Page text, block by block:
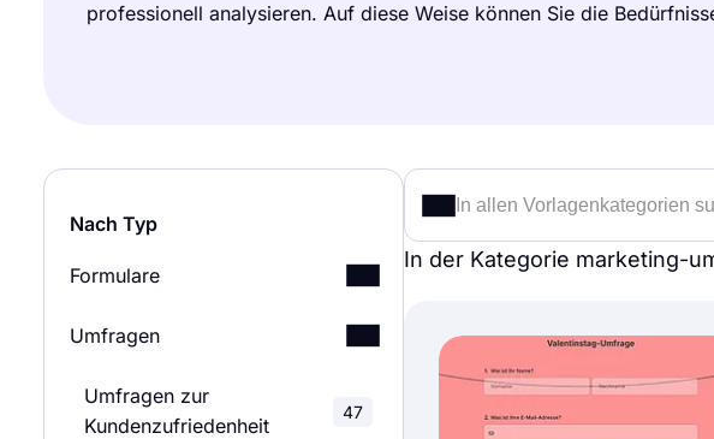
professionell analysieren. Auf diese Weise können Sie die
Nach Typ
Formulare
Bewerbungsformulare
Buchungsformulare
Umfragen
Umfragen zur
Kundenzufriedenheit
47
In der Kategorie marketing-